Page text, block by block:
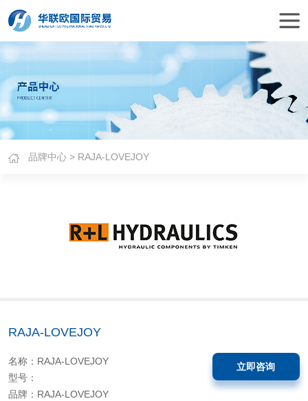
品牌中心 > RAJA-LOVEJOY
RAJA-LOVEJOY
名称：RAJA-LOVEJOY
型号：
品牌：RAJA-LOVEJOY
立即咨询